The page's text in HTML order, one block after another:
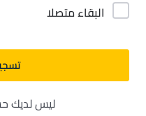
البقاء متصلا
ليس لديك